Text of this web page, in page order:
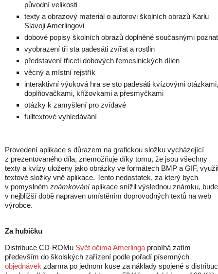
původní velikosti
texty a obrazový materiál o autorovi školních obrazů Karlu
Slavoji Amerlingovi
dobové popisy školních obrazů doplněné současnými
vyobrazení tři sta padesáti zvířat a rostlin
představení třiceti dobových řemeslnických dílen
věcný a místní rejstřík
interaktivní výuková hra se sto padesáti kvízovými otázkami,
doplňovačkami, křížovkami a přesmyčkami
otázky k zamyšlení pro zvídavé
fulltextové vyhledávání
Provedení aplikace s důrazem na grafickou složku vycházející
z prezentovaného díla, znemožňuje díky tomu, že jsou všechny
texty a kvízy uloženy jako obrázky ve formátech BMP a GIF,
textové složky vně aplikace. Tento nedostatek, za který bych
v pomyslném známkováníaplikace snížil výslednou známku, bude
v nejbližší době napraven umístěním doprovodných textů na web
výrobce.
Za hubičku
Distribuce CD-ROMu Svět očima Amerlinga probíhá zatím
především do školských zařízení podle pořadí písemných
objednávek zdarma po jednom kuse za náklady spojené s